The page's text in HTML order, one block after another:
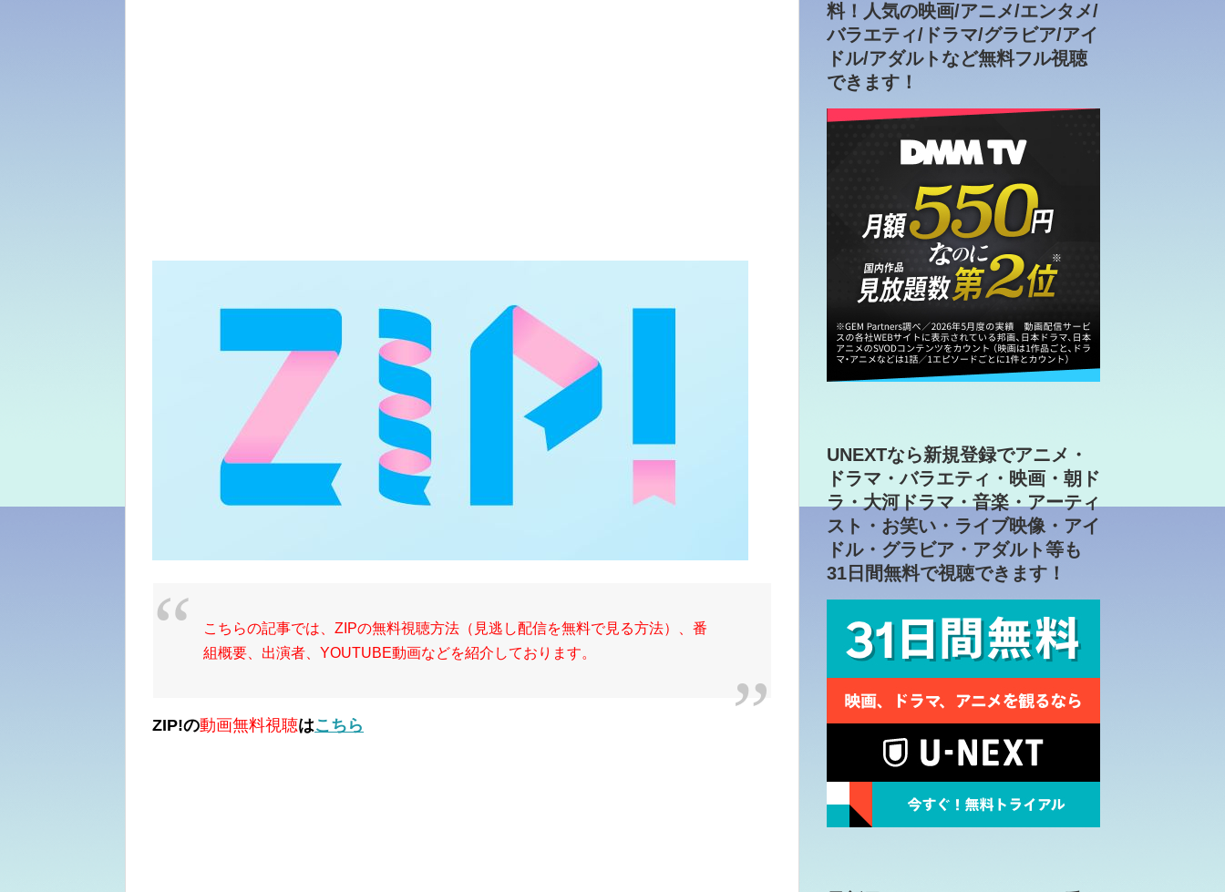
こちらの記事では、ZIPの無料視聴方法（見逃し配信を無料で見る方法）、番
組概要、出演者、YOUTUBE動画などを紹介しております。
ZIP!の動画無料視聴はこちら
料！人気の映画/アニメ/エンタメ/
バラエティ/ドラマ/グラビア/アイ
ドル/アダルトなど無料フル視聴
できます！
UNEXTなら新規登録でアニメ・
ドラマ・バラエティ・映画・朝ド
ラ・大河ドラマ・音楽・アーティ
スト・お笑い・ライブ映像・アイ
ドル・グラビア・アダルト等も
31日間無料で視聴できます！